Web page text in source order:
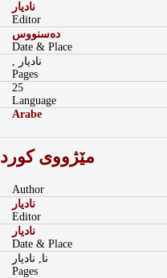
نادیار
Editor
دەسنووس
Date & Place
, نادیار
Pages
25
Language
Arabe
مێژووی كورد
Author
نادیار
Editor
نادیار
Date & Place
نا, نادیار
Pages